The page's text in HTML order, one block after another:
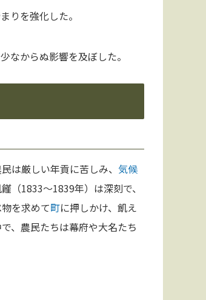
りを強化した。
なからぬ影響を及ぼした。
は厳しい年貢に苦しみ、 気候
（1833～1839年）は深刻で、
を求めて町に押しかけ、飢え
、農民たちは幕府や大名たち